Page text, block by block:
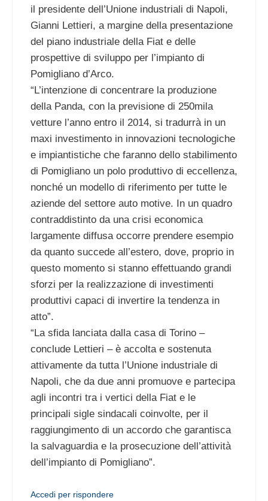
il presidente dell’Unione industriali di Napoli,
Gianni Lettieri, a margine della presentazione
del piano industriale della Fiat e delle
prospettive di sviluppo per l’impianto di
Pomigliano d’Arco.
“L’intenzione di concentrare la produzione
della Panda, con la previsione di 250mila
vetture l’anno entro il 2014, si tradurrà in un
maxi investimento in innovazioni tecnologiche
e impiantistiche che faranno dello stabilimento
di Pomigliano un polo produttivo di eccellenza,
nonché un modello di riferimento per tutte le
aziende del settore auto motive. In un quadro
contraddistinto da una crisi economica
largamente diffusa occorre prendere esempio
da quanto succede all’estero, dove, proprio in
questo momento si stanno effettuando grandi
sforzi per la realizzazione di investimenti
produttivi capaci di invertire la tendenza in
atto”.
“La sfida lanciata dalla casa di Torino –
conclude Lettieri – è accolta e sostenuta
attivamente da tutta l’Unione industriale di
Napoli, che da due anni promuove e partecipa
agli incontri tra i vertici della Fiat e le
principali sigle sindacali coinvolte, per il
raggiungimento di un accordo che garantisca
la salvaguardia e la prosecuzione dell’attività
dell’impianto di Pomigliano”.
Accedi per rispondere